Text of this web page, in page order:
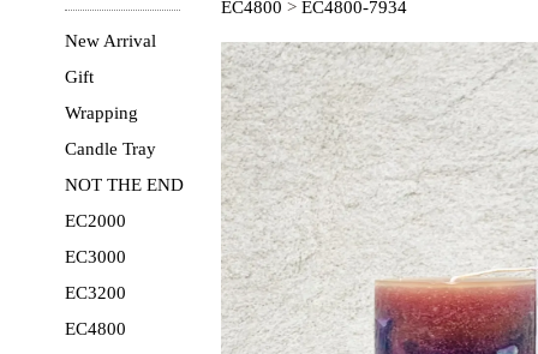
New Arrival
Gift
Wrapping
Candle Tray
NOT THE END
EC2000
EC3000
EC3200
EC4800
EC4800 > EC4800-7934